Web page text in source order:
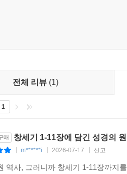
멸시하고 조롱하면서 이 세상을 망
많다는 사실입니다. 그래서 주님은
바라보는 신자들은 개인의 윤리
함께 협력하여 선을 이뤄낼 책무가
취가 당연하다는 그런 가치를 받아
다는 사실을, 이 책을 읽다 보면 새삼
유를 하나만 더 말하자면, 신학과
오가는 사람의 땀냄새가 본문 곳곳
서 함께 펼쳐도 좋도록 친절하게
, 익숙해진 창세기가 더는 가슴에
전체 리뷰 (1)
1
매 창세기 1-11장에 담긴 성경의
m******i 2026-07-17 신고
역사, 그러니까 창세기 1-11장까지